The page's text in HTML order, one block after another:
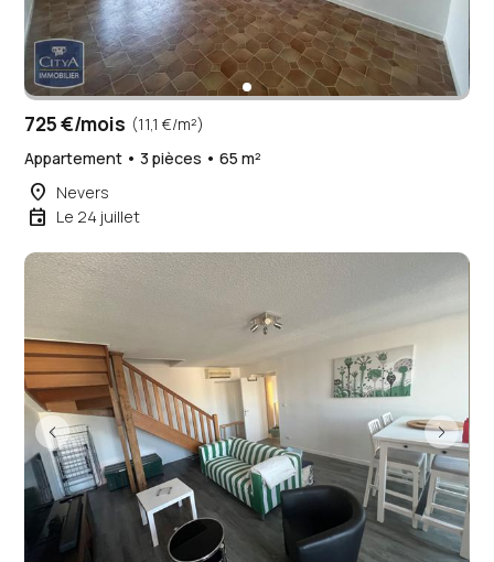
725 €/mois (11,1 €/m²)
Appartement • 3 pièces • 65 m²
place Nevers
event Le 24 juillet